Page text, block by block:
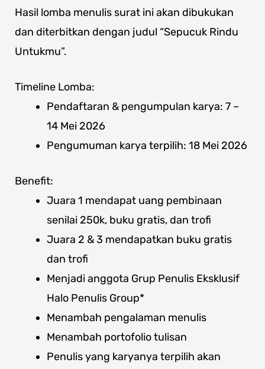
Hasil lomba menulis surat ini akan dibukukan
dan diterbitkan dengan judul “Sepucuk Rindu
Untukmu”.
Timeline Lomba:
Pendaftaran & pengumpulan karya: 7 –
14 Mei 2026
Pengumuman karya terpilih: 18 Mei 2026
Benefit:
Juara 1 mendapat uang pembinaan
senilai 250k, buku gratis, dan trofi
Juara 2 & 3 mendapatkan buku gratis
dan trofi
Menjadi anggota Grup Penulis Eksklusif
Halo Penulis Group*
Menambah pengalaman menulis
Menambah portofolio tulisan
Penulis yang karyanya terpilih akan